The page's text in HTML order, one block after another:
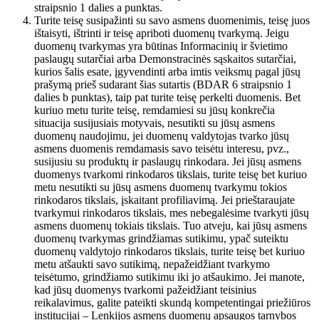
straipsnio 1 dalies a punktas.
Turite teisę susipažinti su savo asmens duomenimis, teisę juos
ištaisyti, ištrinti ir teisę apriboti duomenų tvarkymą. Jeigu
duomenų tvarkymas yra būtinas Informacinių ir švietimo
paslaugų sutarčiai arba Demonstracinės sąskaitos sutarčiai,
kurios šalis esate, įgyvendinti arba imtis veiksmų pagal jūsų
prašymą prieš sudarant šias sutartis (BDAR 6 straipsnio 1
dalies b punktas), taip pat turite teisę perkelti duomenis. Bet
kuriuo metu turite teisę, remdamiesi su jūsų konkrečia
situacija susijusiais motyvais, nesutikti su jūsų asmens
duomenų naudojimu, jei duomenų valdytojas tvarko jūsų
asmens duomenis remdamasis savo teisėtu interesu, pvz.,
susijusiu su produktų ir paslaugų rinkodara. Jei jūsų asmens
duomenys tvarkomi rinkodaros tikslais, turite teisę bet kuriuo
metu nesutikti su jūsų asmens duomenų tvarkymu tokios
rinkodaros tikslais, įskaitant profiliavimą. Jei prieštaraujate
tvarkymui rinkodaros tikslais, mes nebegalėsime tvarkyti jūsų
asmens duomenų tokiais tikslais. Tuo atveju, kai jūsų asmens
duomenų tvarkymas grindžiamas sutikimu, ypač suteiktu
duomenų valdytojo rinkodaros tikslais, turite teisę bet kuriuo
metu atšaukti savo sutikimą, nepažeidžiant tvarkymo
teisėtumo, grindžiamo sutikimu iki jo atšaukimo. Jei manote,
kad jūsų duomenys tvarkomi pažeidžiant teisinius
reikalavimus, galite pateikti skundą kompetentingai priežiūros
institucijai – Lenkijos asmens duomenų apsaugos tarnybos